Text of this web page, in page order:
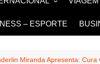
e ARQUITETURA
– ESPORTE
Miranda Apresenta: